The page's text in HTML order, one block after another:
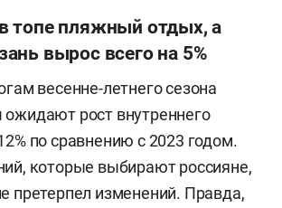
топе пляжный отдых, а
вырос всего на 5%
весенне-летнего сезона
ожидают рост внутреннего
по сравнению с 2023 годом.
которые выбирают россияне,
претерпел изменений. Правда,